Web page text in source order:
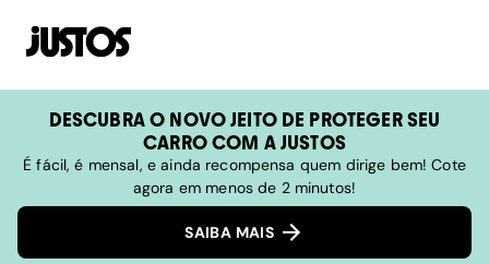
DESCUBRA O NOVO JEITO DE PROTEGER SEU
CARRO COM A JUSTOS
É fácil, é mensal, e ainda recompensa quem dirige bem! Cote
agora em menos de 2 minutos!
SAIBA MAIS